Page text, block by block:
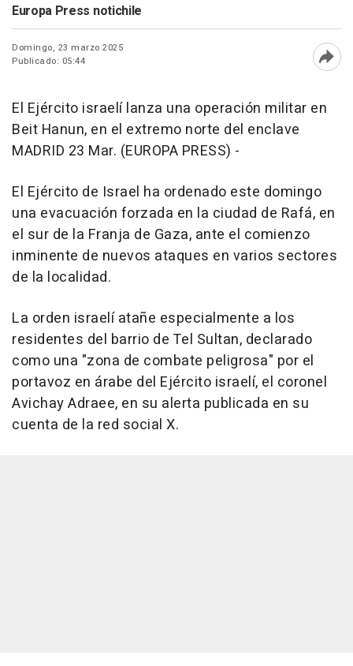
Europa Press notichile
Domingo, 23 marzo 2025
Publicado: 05:44
El Ejército israelí lanza una operación militar en
Beit Hanun, en el extremo norte del enclave
MADRID 23 Mar. (EUROPA PRESS) -
El Ejército de Israel ha ordenado este domingo
una evacuación forzada en la ciudad de Rafá, en
el sur de la Franja de Gaza, ante el comienzo
inminente de nuevos ataques en varios sectores
de la localidad.
La orden israelí atañe especialmente a los
residentes del barrio de Tel Sultan, declarado
como una "zona de combate peligrosa" por el
portavoz en árabe del Ejército israelí, el coronel
Avichay Adraee, en su alerta publicada en su
cuenta de la red social X.